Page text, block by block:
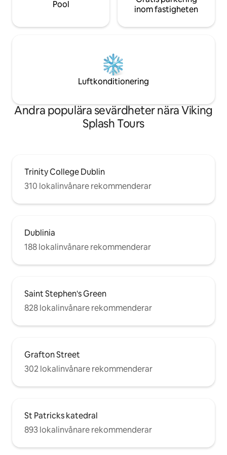
Pool
inom fastigheten
Luftkonditionering
Andra populära sevärdheter nära Viking
Splash Tours
Trinity College Dublin
310 lokalinvånare rekommenderar
Dublinia
188 lokalinvånare rekommenderar
Saint Stephen's Green
828 lokalinvånare rekommenderar
Grafton Street
302 lokalinvånare rekommenderar
St Patricks katedral
893 lokalinvånare rekommenderar